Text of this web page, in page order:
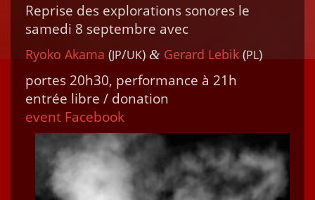
Reprise des explo­rations sonores le
same­di 8 sep­tem­bre avec
Ryoko Aka­ma (JP/UK) & Ger­ard Lebik (PL)
portes 20h30, per­for­mance à 21h
entrée libre / dona­tion
event Face­book